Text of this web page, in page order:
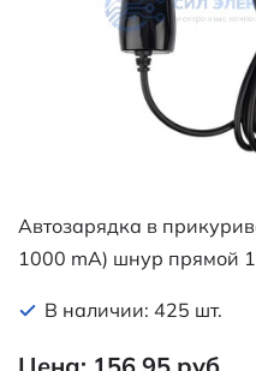
Автозарядка в
1000 mA) шнур прямой
В наличии: 425 шт.